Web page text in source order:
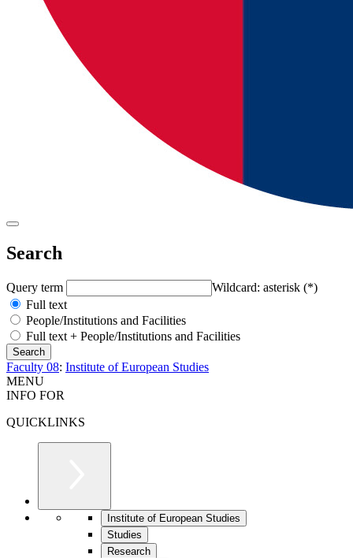
Search
Query term
Wildcard: asterisk (*)
Full text
People/Institutions and Facilities
Full text + People/Institutions and Facilities
Faculty 08: Institute of European Studies
MENU
INFO FOR
QUICKLINKS
Institute of European Studies
Studies
Research